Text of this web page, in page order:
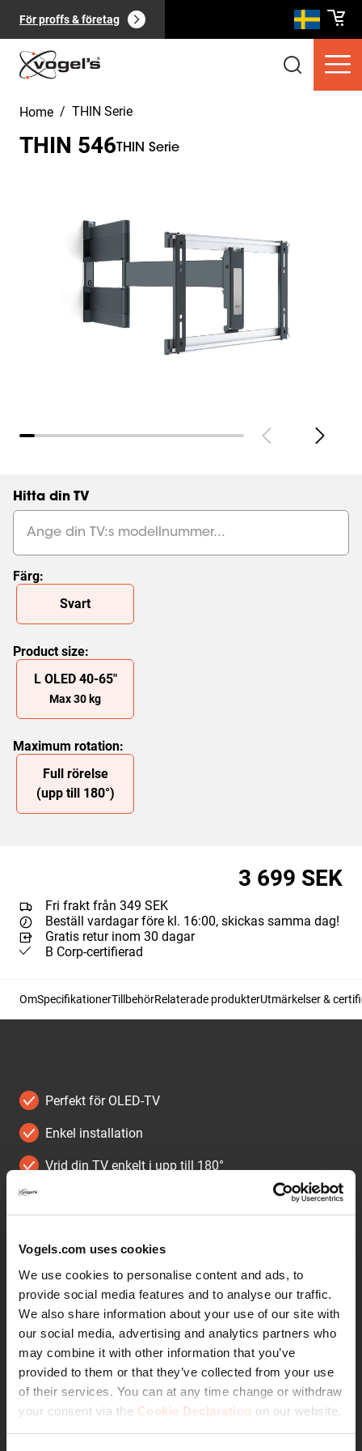
Vogels.com uses cookies
We use cookies to personalise content and ads, to
provide social media features and to analyse our traffic.
We also share information about your use of our site with
our social media, advertising and analytics partners who
may combine it with other information that you’ve
provided to them or that they’ve collected from your use
of their services. You can at any time change or withdraw
your consent via the Cookie Declaration on our website.
För proffs & företag
Visa alla
Home / THIN Serie
THIN 546 THIN Serie
Hitta din TV
Färg:
Slide 1 of 1
Svart
Product size:
Slide 1 of 1
L OLED 40-65"
Max30 kg
Maximum rotation:
Slide 1 of 1
Full rörelse
(upp till 180°)
3 699 SEK
Fri frakt från 349 SEK
Beställ vardagar före kl. 16:00, skickas samma dag!
Gratis retur inom 30 dagar
B Corp-certifierad
OmSpecifikationerTillbehörRelaterade produkterUtmärkelser &
Perfekt för OLED-TV
Enkel installation
Vrid din TV enkelt i upp till 180°
vattenpasset!
Perfekt utsikt över din TV
från alla hörn i rummet
Om du köper en ultratunn TV vill du naturligtvis att den
ska hänga helt plant på väggen. Med Vogels fullt rörliga
THIN TV-väggfäste kan du fästa din TV endast 45
millimeter från väggen. Det ser ut som om du inte ens